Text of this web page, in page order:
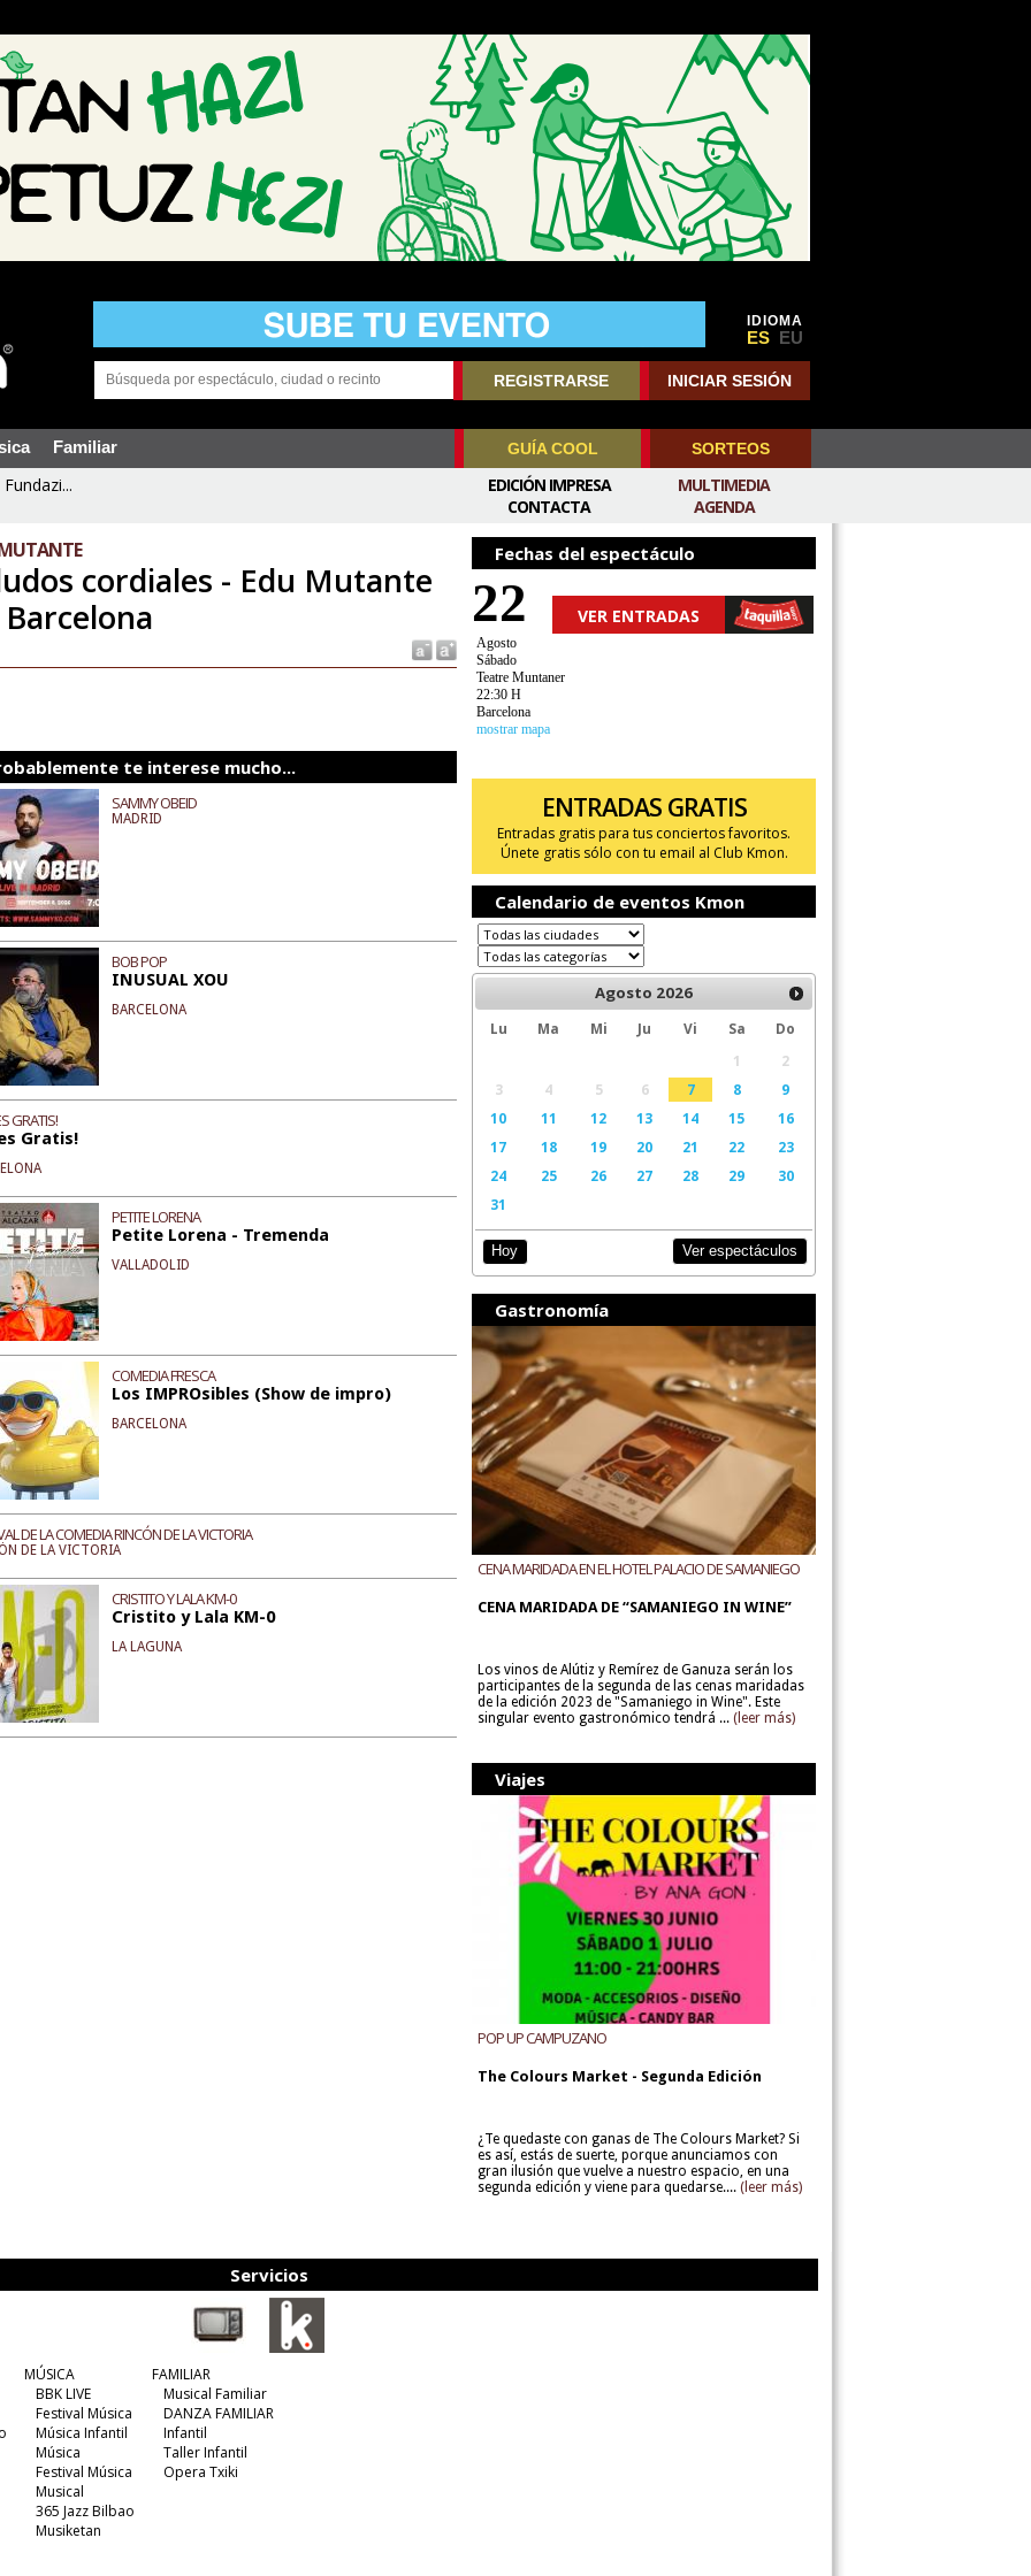
IDIOMA
ES EU
REGISTRARSE INICIAR SESIÓN
Familiar GUÍA COOL SORTEOS
MULTIMEDIA
AGENDA
EDICIÓN IMPRESA
CONTACTA
cordiales - Edu Mutante
te interese mucho...
SAMMY OBEID
MADRID
BOB POP
INUSUAL XOU
BARCELONA
GRATIS!
Gratis!
PETITE LORENA
Petite Lorena - Tremenda
VALLADOLID
COMEDIA FRESCA
Los IMPROsibles (Show de impro)
BARCELONA
DE LA COMEDIA RINCÓN DE LA VICTORIA
DE LA VICTORIA
CRISTITO Y LALA KM-0
Cristito y Lala KM-0
LA LAGUNA
Fechas del espectáculo
22 VER ENTRADAS
Agosto
Sábado
Teatre Muntaner
22:30 H
Barcelona
mostrar mapa
ENTRADAS GRATIS
Entradas gratis para tus conciertos favoritos.
Únete gratis sólo con tu email al Club Kmon.
Calendario de eventos Kmon
Agosto 2026
Lu Ma Mi Ju Vi Sa
Do
1
2
3
4 5 6 7 8
9
10
11 12 13 14 15
16
17
18 19 20 21 22
23
24
25 26 27 28 29
30
31
Hoy Ver espectáculos
Gastronomía
CENA MARIDADA EN EL HOTEL PALACIO DE SAMANIEGO
CENA MARIDADA DE “SAMANIEGO IN WINE”
Los vinos de Alútiz y Remírez de Ganuza serán los
participantes de la segunda de las cenas maridadas
de la edición 2023 de "Samaniego in Wine". Este
singular evento gastronómico tendrá ... (leer más)
Viajes
POP UP CAMPUZANO
The Colours Market - Segunda Edición
¿Te quedaste con ganas de The Colours Market? Si
es así, estás de suerte, porque anunciamos con
gran ilusión que vuelve a nuestro espacio, en una
segunda edición y viene para quedarse.... (leer más)
Servicios
MÚSICA
BBK LIVE
Festival Música
Música Infantil
Música
Festival Música
Musical
365 Jazz Bilbao
Musiketan
FAMILIAR
Musical Familiar
DANZA FAMILIAR
Infantil
Taller Infantil
Opera Txiki